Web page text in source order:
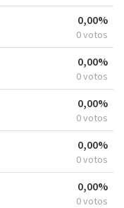
0,00%
0 votos
0,00%
0 votos
0,00%
0 votos
0,00%
0 votos
0,00%
0 votos